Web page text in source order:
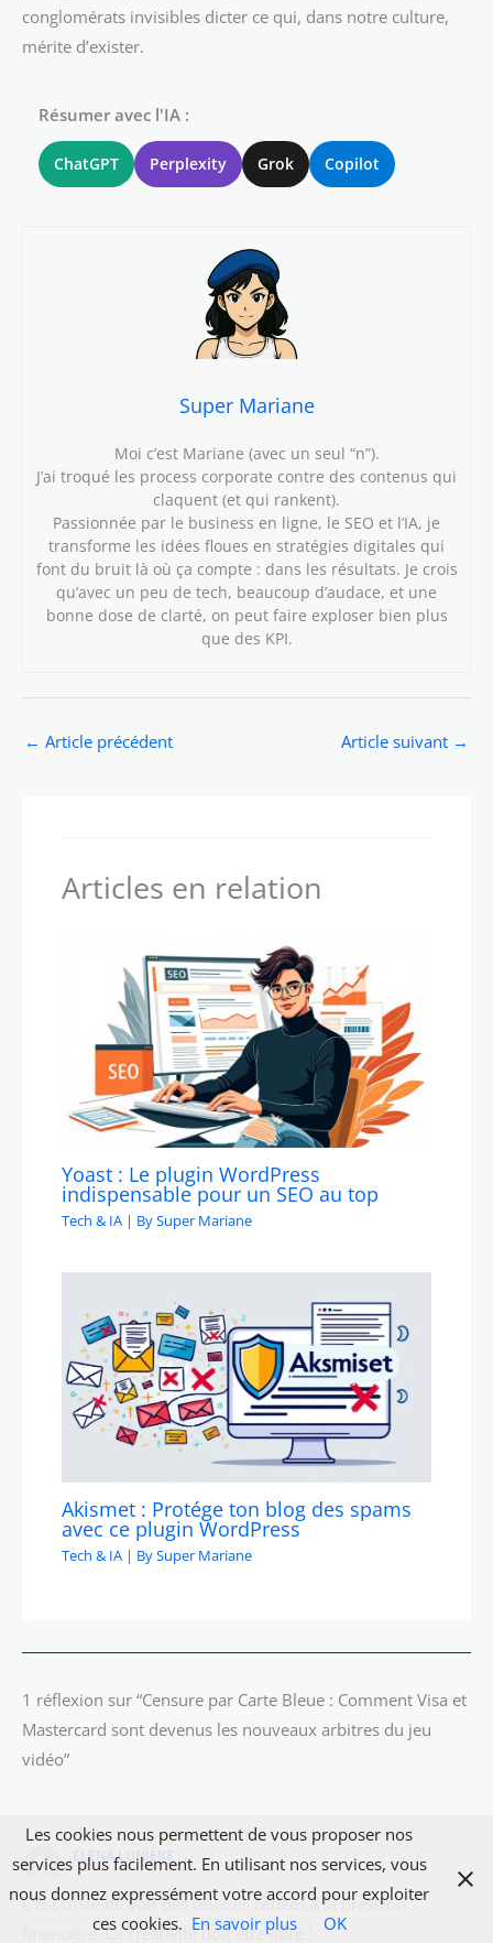
conglomérats invisibles dicter ce qui, dans notre culture,
mérite d’exister.
Résumer avec l'IA :
ChatGPT Perplexity Grok Copilot
Super Mariane
Moi c’est Mariane (avec un seul “n”).
J’ai troqué les process corporate contre des contenus qui
claquent (et qui rankent).
Passionnée par le business en ligne, le SEO et l’IA, je
transforme les idées floues en stratégies digitales qui
font du bruit là où ça compte : dans les résultats. Je crois
qu’avec un peu de tech, beaucoup d’audace, et une
bonne dose de clarté, on peut faire exploser bien plus
que des KPI.
← Article précédent Article suivant →
Articles en relation
Yoast : Le plugin WordPress
indispensable pour un SEO au top
Tech & IA | BySuper Mariane
Akismet : Protége ton blog des spams
avec ce plugin WordPress
Tech & IA | BySuper Mariane
1 réflexion sur “Censure par Carte Bleue : Comment Visa et
Mastercard sont devenus les nouveaux arbitres du jeu
vidéo”
ELENA LUNIÈRE
C’est triste de voir des œuvres cédées à la pression
financière. La créativité doit être libre !
Les cookies nous permettent de vous proposer nos
services plus facilement. En utilisant nos services, vous
nous donnez expressément votre accord pour exploiter
ces cookies. En savoir plus OK